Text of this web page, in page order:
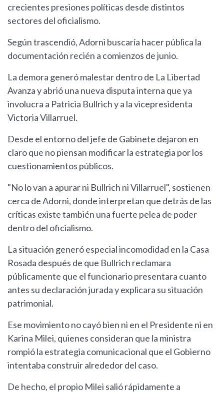
crecientes presiones políticas desde distintos
sectores del oficialismo.
Según trascendió, Adorni buscaría hacer pública la
documentación recién a comienzos de junio.
La demora generó malestar dentro de La Libertad
Avanza y abrió una nueva disputa interna que ya
involucra a Patricia Bullrich y a la vicepresidenta
Victoria Villarruel.
Desde el entorno del jefe de Gabinete dejaron en
claro que no piensan modificar la estrategia por los
cuestionamientos públicos.
"No lo van a apurar ni Bullrich ni Villarruel", sostienen
cerca de Adorni, donde interpretan que detrás de las
críticas existe también una fuerte pelea de poder
dentro del oficialismo.
La situación generó especial incomodidad en la Casa
Rosada después de que Bullrich reclamara
públicamente que el funcionario presentara cuanto
antes su declaración jurada y explicara su situación
patrimonial.
Ese movimiento no cayó bien ni en el Presidente ni en
Karina Milei, quienes consideran que la ministra
rompió la estrategia comunicacional que el Gobierno
intentaba construir alrededor del caso.
De hecho, el propio Milei salió rápidamente a